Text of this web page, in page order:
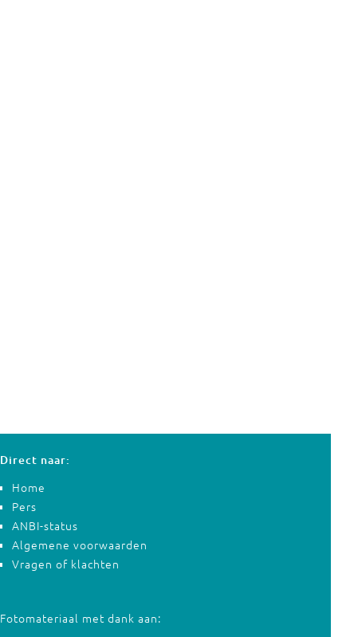
Direct naar:
Home
Pers
ANBI-status
Algemene voorwaarden
Vragen of klachten
Fotomateriaal met dank aan: